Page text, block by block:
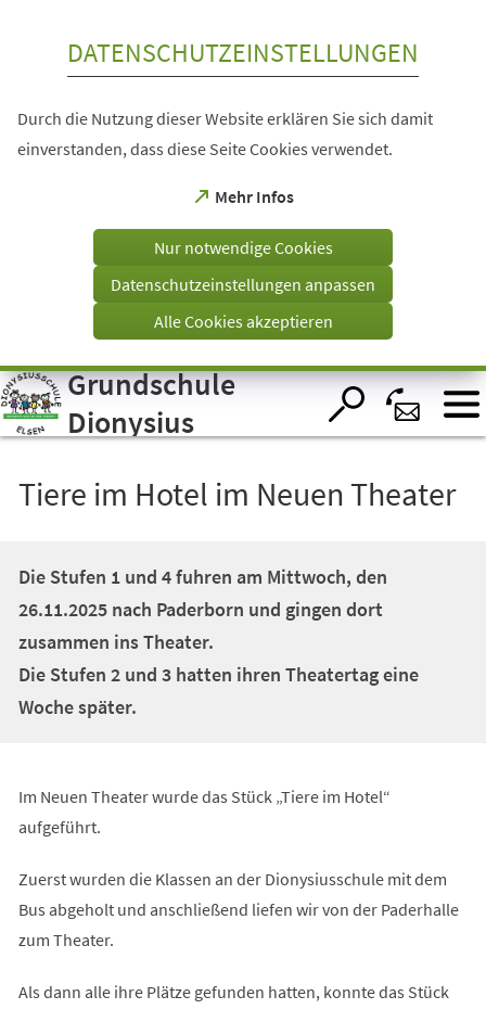
Visuelle
Assistenzsoftware
öffnen.
DATENSCHUTZEINSTELLUNGEN
Durch die Nutzung dieser Website erklären Sie sich damit
einverstanden, dass diese Seite Cookies verwendet.
Mehr Infos
(Öffnet
einem
Tab)
Nur notwendige Cookies
Datenschutzeinstellungen anpassen
Alle Cookies akzeptieren
Grundschule
Dionysius
Tiere im Hotel im Neuen Theater
Die Stufen 1 und 4 fuhren am Mittwoch, den
26.11.2025 nach Paderborn und gingen dort
zusammen ins Theater.
Die Stufen 2 und 3 hatten ihren Theatertag eine
Woche später.
Im Neuen Theater wurde das Stück „Tiere im Hotel“
aufgeführt.
Zuerst wurden die Klassen an der Dionysiusschule mit dem
Bus abgeholt und anschließend liefen wir von der Paderhalle
zum Theater.
Als dann alle ihre Plätze gefunden hatten, konnte das Stück